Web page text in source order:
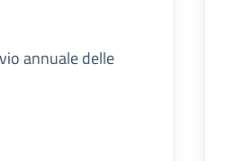
annuale delle